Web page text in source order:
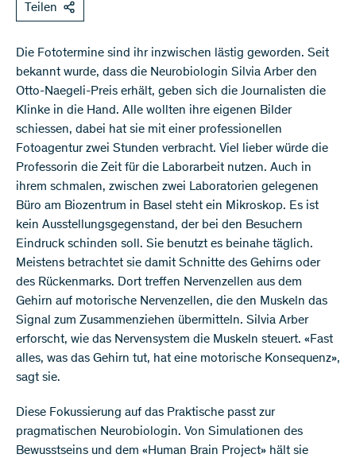
Teilen
Die Fototermine sind ihr inzwischen lästig geworden. Seit
bekannt wurde, dass die Neurobiologin Silvia Arber den
Otto-Naegeli-Preis erhält, geben sich die Journalisten die
Klinke in die Hand. Alle wollten ihre eigenen Bilder
schiessen, dabei hat sie mit einer professionellen
Fotoagentur zwei Stunden verbracht. Viel lieber würde die
Professorin die Zeit für die Laborarbeit nutzen. Auch in
ihrem schmalen, zwischen zwei Laboratorien gelegenen
Büro am Biozentrum in Basel steht ein Mikroskop. Es ist
kein Ausstellungsgegenstand, der bei den Besuchern
Eindruck schinden soll. Sie benutzt es beinahe täglich.
Meistens betrachtet sie damit Schnitte des Gehirns oder
des Rückenmarks. Dort treffen Nervenzellen aus dem
Gehirn auf motorische Nervenzellen, die den Muskeln das
Signal zum Zusammenziehen übermitteln. Silvia Arber
erforscht, wie das Nervensystem die Muskeln steuert. «Fast
alles, was das Gehirn tut, hat eine motorische Konsequenz»,
sagt sie.
Diese Fokussierung auf das Praktische passt zur
pragmatischen Neurobiologin. Von Simulationen des
Bewusstseins und dem «Human Brain Project» hält sie